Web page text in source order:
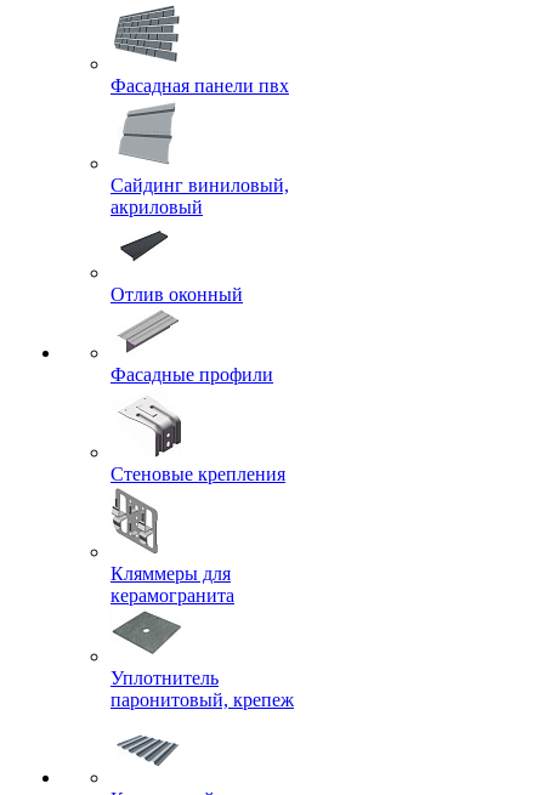
Фасадная панели пвх
Сайдинг виниловый,
акриловый
Отлив оконный
Фасадные профили
Стеновые крепления
Кляммеры для
керамогранита
Уплотнитель
паронитовый, крепеж